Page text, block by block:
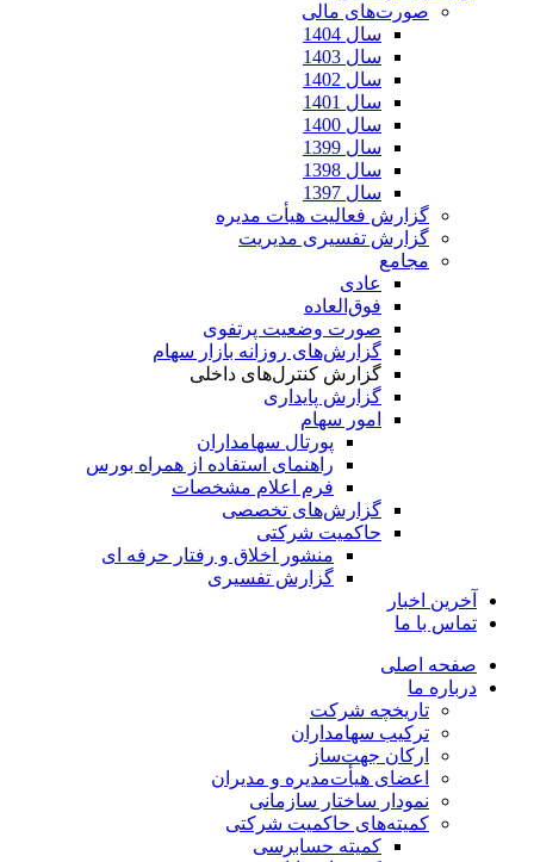
صورت‌های مالی
سال 1404
سال 1403
سال 1402
سال 1401
سال 1400
سال 1399
سال 1398
سال 1397
گزارش فعالیت هیأت مدیره
گزارش تفسیری مدیریت
مجامع
عادی
فوق‌العاده
صورت وضعیت پرتفوی
گزارش‌های روزانه بازار سهام
گزارش کنترل‌های داخلی
گزارش پایداری
امور سهام
پورتال سهامداران
راهنمای استفاده از همراه بورس
فرم اعلام مشخصات
گزارش‌های تخصصی
حاکمیت شرکتی
منشور اخلاق و رفتار حرفه­ ای
گزارش تفسیری
آخرین اخبار
تماس با ما
صفحه اصلی
درباره ما
تاریخچه شرکت
ترکیب سهامداران
ارکان جهت‌ساز
اعضای هیأت‌مدیره و مدیران
نمودار ساختار سازمانی
کمیته‌های حاکمیت شرکتی
کمیته حسابرسی